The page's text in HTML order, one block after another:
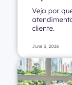
Veja por
cliente.
June 3, 2026